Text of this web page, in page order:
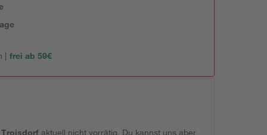
| frei ab 59€
Troisdorfaktuell nicht vorrätig. Du kannst uns aber